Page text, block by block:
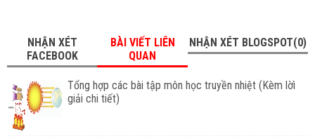
NHẬN XÉT
FACEBOOK
BÀI VIẾT LIÊN
QUAN
NHẬN XÉT BLOGSPOT(0)
Tổng hợp các bài tập môn học truyền nhiệt (Kèm lờì
giải chi tiết)